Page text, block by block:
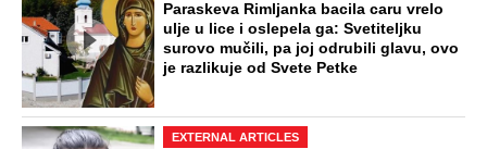
Paraskeva Rimljanka bacila caru vrelo
ulje u lice i oslepela ga: Svetiteljku
surovo mučili, pa joj odrubili glavu, ovo
je razlikuje od Svete Petke
EXTERNAL ARTICLES